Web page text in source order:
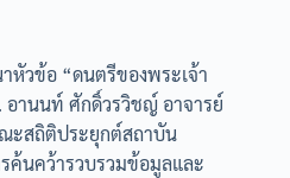
หัวข้อ “ดนตรีของพระเจ้า
อานนท์ ศักดิ์วรวิชญ์ อาจารย์
ะสถิติประยุกต์สถาบัน
นคว้ารวบรวมข้อมูลและ